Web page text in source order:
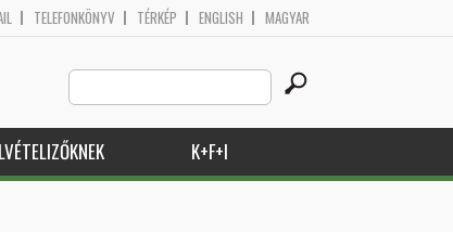
TELEFONKÖNYV TÉRKÉP ENGLISH MAGYAR
Search
this
site
K+F+I